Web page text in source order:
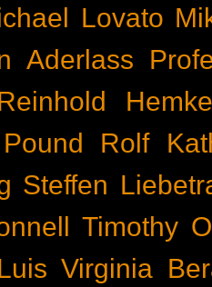
Lovato
Aderlass
Rolf
Steffen
Timothy
Virginia